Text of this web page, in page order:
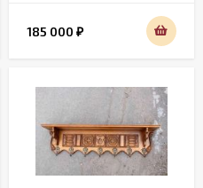
185 000 ₽